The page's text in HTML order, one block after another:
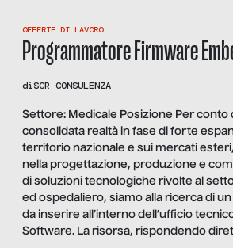
OFFERTE DI LAVORO
Programmatore Firmware
diSCR CONSULENZA
Settore: Medicale Posizione Per conto
consolidata realtà in fase di forte
territorio nazionale e sui mercati
nella progettazione, produzione e
di soluzioni tecnologiche rivolte al
ed ospedaliero, siamo alla ricerca di
da inserire all’interno dell’ufficio
Software. La risorsa, rispondendo